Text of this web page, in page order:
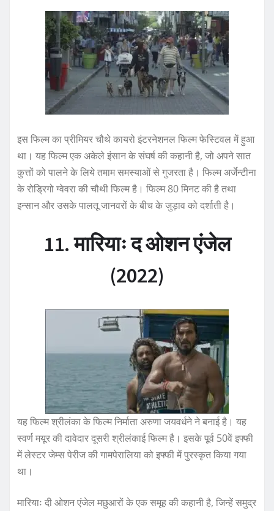
इस फिल्म का प्रीमियर चौथे कायरो इंटरनेशनल फिल्म फेस्टिवल में हुआ
था। यह फिल्म एक अकेले इंसान के संघर्ष की कहानी है, जो अपने सात
कुत्तों को पालने के लिये तमाम समस्याओं से गुजरता है। फिल्म अर्जेन्टीना
के रोड्रिगो ग्वेवरा की चौथी फिल्म है। फिल्म 80 मिनट की है तथा
इन्सान और उसके पालतू जानवरों के बीच के जुड़ाव को दर्शाती है।
11. मारियाः द ओशन एंजेल
(2022)
यह फिल्म श्रीलंका के फिल्म निर्माता अरुणा जयवर्धने ने बनाई है। यह
स्वर्ण मयूर की दावेदार दूसरी श्रीलंकाई फिल्म है। इसके पूर्व 50वें इफ्फी
में लेस्टर जेम्स पेरीज की गामपेरालिया को इफ्फी में पुरस्कृत किया गया
था।
मारियाः दी ओशन एंजेल मछुआरों के एक समूह की कहानी है, जिन्हें समुद्र